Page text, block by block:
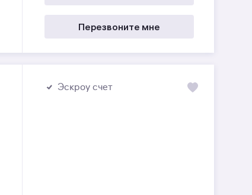
Перезвоните мне
Эскроу счет